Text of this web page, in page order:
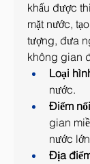
khấu được
mặt nước,
tượng, đưa
không gian
Loại
nước.
Điểm
gian
nước
Địa